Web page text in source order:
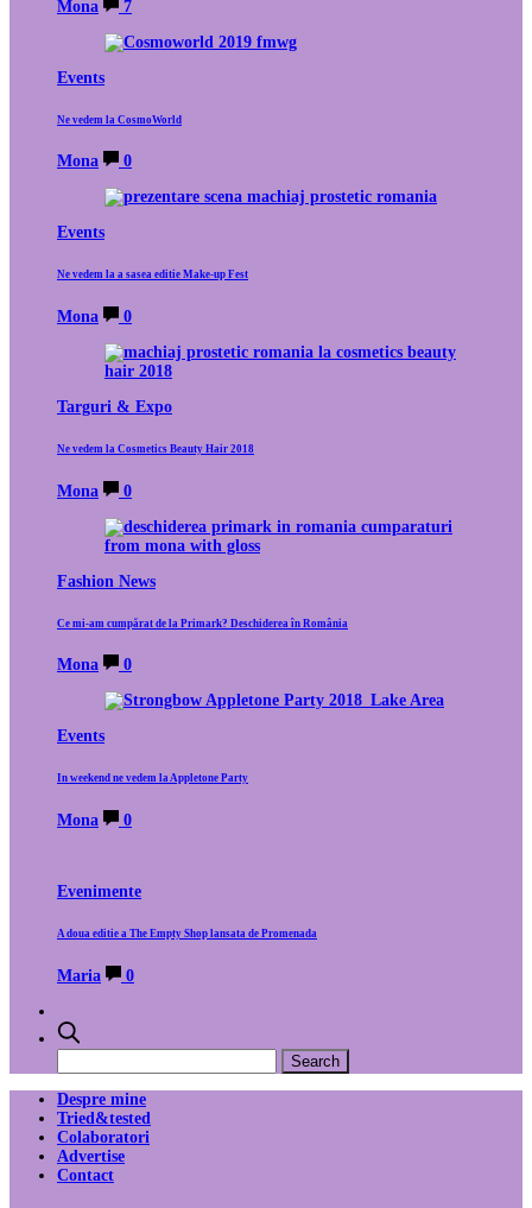
Mona 7
Events
Ne vedem la CosmoWorld
Mona 0
Events
Ne vedem la a sasea editie Make-up Fest
Mona 0
Targuri & Expo
Ne vedem la Cosmetics Beauty Hair 2018
Mona 0
Fashion News
Ce mi-am cumpărat de la Primark? Deschiderea în România
Mona 0
Events
In weekend ne vedem la Appletone Party
Mona 0
Evenimente
A doua editie a The Empty Shop lansata de Promenada
Maria 0
Despre mine
Tried&tested
Colaboratori
Advertise
Contact